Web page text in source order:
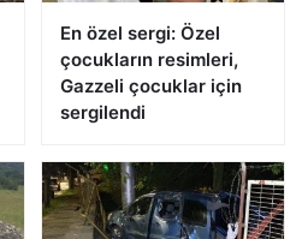
En özel sergi: Özel
çocukların resimleri,
Gazzeli çocuklar için
sergilendi